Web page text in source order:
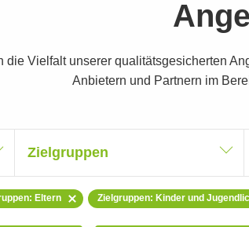
die Vielfalt unserer qualitätsgesicherten
Anbietern und Partnern im
Zielgruppen
Eltern Zielgruppen: Kinder und